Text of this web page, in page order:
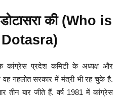
डोटासरा की (Who is
के कांग्रेस प्रदेश कमिटी के अध्यक्ष और
गहलोत सरकार में मंत्री भी रह चुके है.
तीन बार जीते हैं. वर्ष 1981 में कांग्रेस